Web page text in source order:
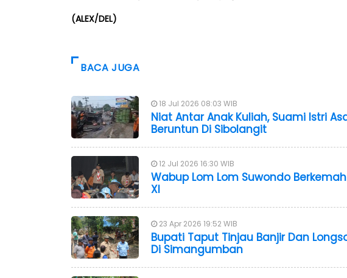
(ALEX/DEL)
BACA JUGA
18 Jul 2026 08:03 WIB
Niat Antar Anak Kuliah, Suami Istri
Beruntun Di Sibolangit
12 Jul 2026 16:30 WIB
Wabup Lom Lom Suwondo
XI
23 Apr 2026 19:52 WIB
Bupati Taput Tinjau Banjir Dan
Di Simangumban